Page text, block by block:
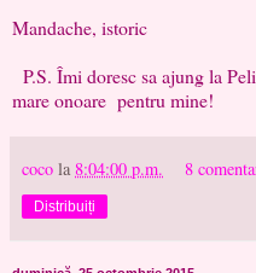
Mandache, istoric
P.S. Îmi doresc sa ajung la
mare onoare pentru mine!
coco la 8:04:00 p.m. 8
Distribuiți